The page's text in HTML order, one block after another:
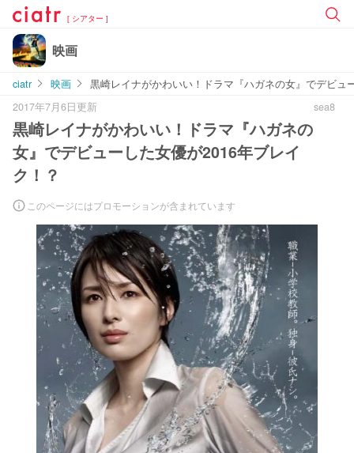
[ シアター ]
映画
ciatr 映画
黒崎レイナがかわいい！ドラマ『ハガネの女』でデビュ
2017年7月6日更新
sea8
黒崎レイナがかわいい！ドラマ『ハガネの
女』でデビューした女優が2016年ブレイ
ク！？
このページにはプロモーションが含まれています